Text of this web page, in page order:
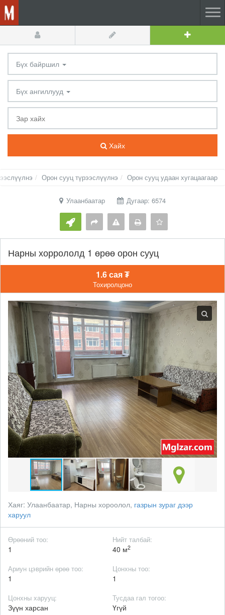
Бүх байршил
Бүх ангиллууд
Хайх
Орон сууц түрээслүүлнэ Орон сууц удаан хугацаагаар
Улаанбаатар Дугаар: 6574
Нарны хоррололд 1 өрөө орон сууц
1.6 сая ₮
Тохиролцоно
Хаяг: Улаанбаатар, Нарны хороолол, газрын зураг дээр
харуул
Өрөөний тоо:
1
Нийт талбай:
40 м2
Ариун цэврийн өрөө тоо:
1
Цонхны тоо:
1
Цонхны харууц:
Зүүн харсан
Тусдаа гал тогоо:
Үгүй